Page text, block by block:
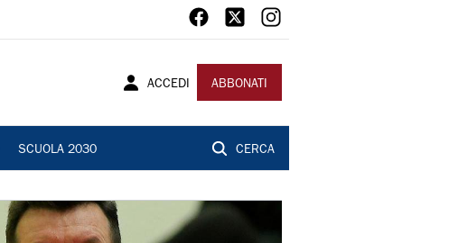
ACCEDI ABBONATI
SCUOLA 2030 CERCA